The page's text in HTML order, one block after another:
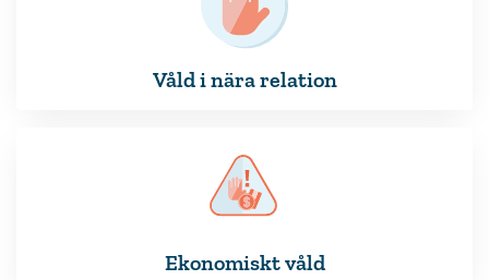
Våld i nära relation
Ekonomiskt våld